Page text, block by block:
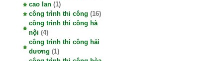
cao lan (1)
công trình thi công (16)
công trình thi công hà
nội (4)
công trình thi công hải
dương (1)